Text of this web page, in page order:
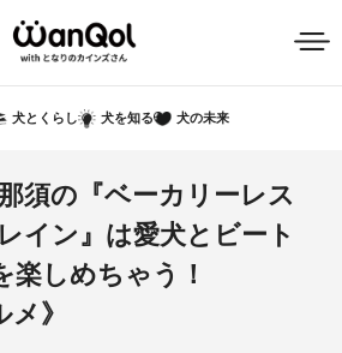
犬とくらし 犬を知る 犬の未来
須の『ベーカリーレス
イン』は愛犬とビート
楽しめちゃう！
》